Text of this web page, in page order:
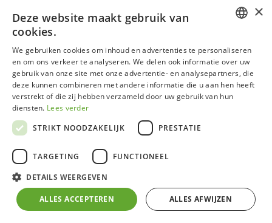
Serre Miccolo 03 Urban alu
Aluminium frame met zelfdragende fundering
4 mm klaar veiligheidsglas in zijwanden en in het
dak
Inox bouten en moeren
GERMAN
FRENCH
×
Deze website maakt gebruik van
cookies.
We gebruiken cookies om inhoud en advertenties te personaliseren
en om ons verkeer te analyseren. We delen ook informatie over uw
gebruik van onze site met onze advertentie- en analysepartners, die
deze kunnen combineren met andere informatie die u aan hen heeft
verstrekt of die zij hebben verzameld door uw gebruik van hun
diensten. Lees verder
STRIKT NOODZAKELIJK
PRESTATIE
TARGETING FUNCTIONEEL
DETAILS WEERGEVEN
ALLES ACCEPTEREN ALLES AFWIJZEN